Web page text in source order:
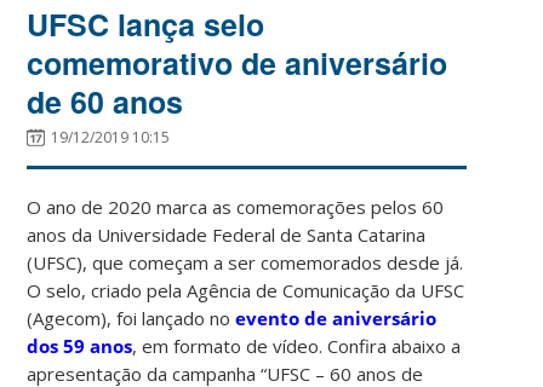
UFSC lança selo
comemorativo de aniversário
de 60 anos
19/12/2019 10:15
O ano de 2020 marca as comemorações pelos 60
anos da Universidade Federal de Santa Catarina
(UFSC), que começam a ser comemorados desde já.
O selo, criado pela Agência de Comunicação da UFSC
(Agecom), foi lançado noevento de aniversário
dos 59 anos, em formato de vídeo. Confira abaixo a
apresentação da campanha “UFSC – 60 anos de